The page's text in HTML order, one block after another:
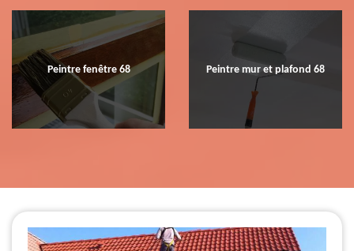
Peintre fenêtre 68 Peintre mur et plafond 68